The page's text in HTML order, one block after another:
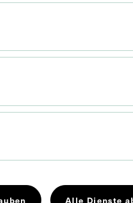
Thorax eindringende
Alle Dienste